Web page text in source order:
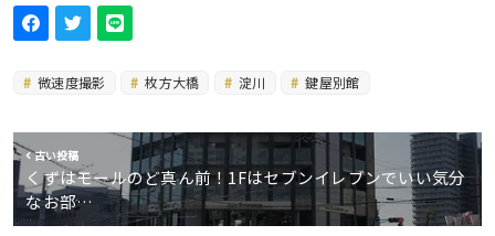
微速度撮影 枚方大橋 淀川 鍵屋別館
古い投稿
くずはモールのど真ん前！1Fはセブンイレブンでいい気分
なお部…